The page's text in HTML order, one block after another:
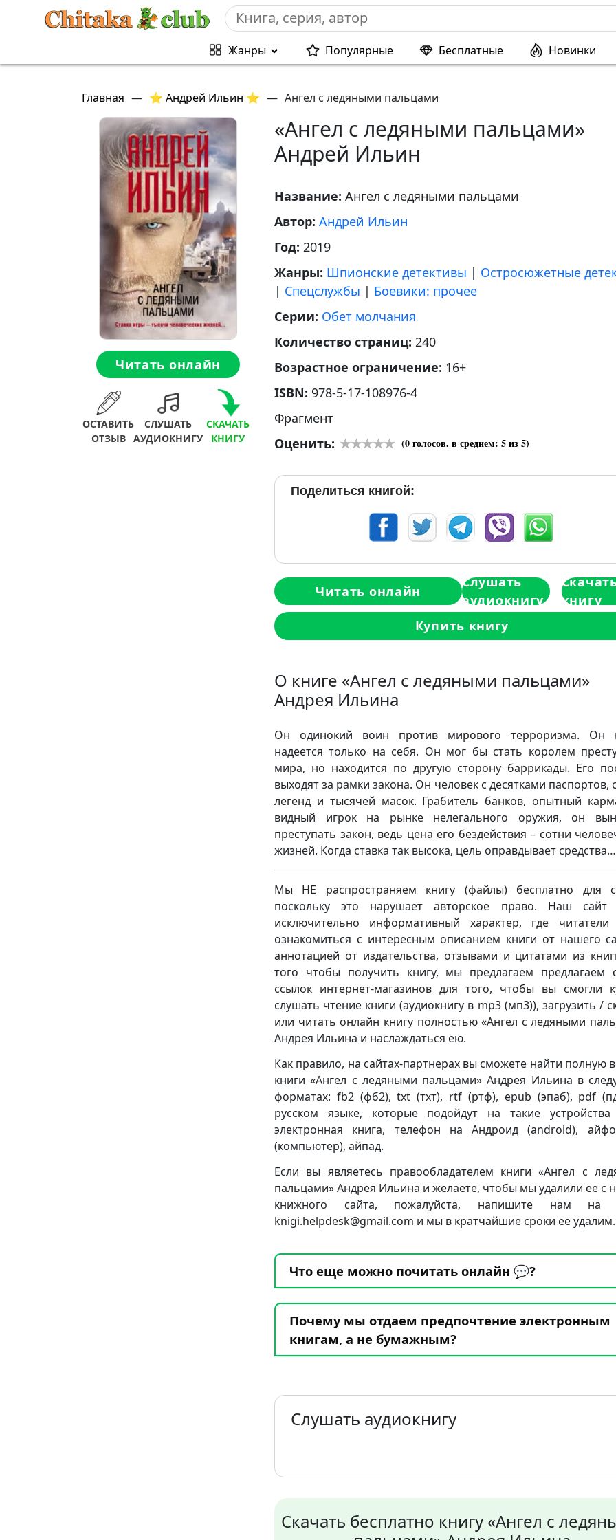
Жанры Популярные Бесплатные Новинки
Главная — ⭐ Андрей Ильин ⭐ — Ангел с ледяными пальцами
Читать онлайн
ОСТАВИТЬ
ОТЗЫВ
СЛУШАТЬ
АУДИОКНИГУ
СКАЧАТЬ
КНИГУ
«Ангел с ледяными пальцами»
Андрей Ильин
Название: Ангел с ледяными пальцами
Автор: Андрей Ильин
Год: 2019
Жанры: Шпионские детективы | Остросюжетные
| Спецслужбы | Боевики: прочее
Серии: Обет молчания
Количество страниц: 240
Возрастное ограничение: 16+
ISBN: 978-5-17-108976-4
Фрагмент
Оценить:
(0голосов, в среднем: 5из 5)
Поделиться книгой:
Читать онлайн
Слушать
аудиокнигу
книгу
Купить книгу
О книге «Ангел с ледяными пальцами»
Андрея Ильина
Он одинокий воин против мирового терроризма. Он
надеется только на себя. Он мог бы стать королем
мира, но находится по другую сторону баррикады. Его
выходят за рамки закона. Он человек с десятками паспортов,
легенд и тысячей масок. Грабитель банков, опытный
видный игрок на рынке нелегального оружия, он
преступать закон, ведь цена его бездействия – сотни
жизней. Когда ставка так высока, цель оправдывает средства…
Мы НЕ распространяем книгу (файлы) бесплатно для
поскольку это нарушает авторское право. Наш сайт
исключительно информативный характер, где читатели
ознакомиться с интересным описанием книги от нашего
аннотацией от издательства, отзывами и цитатами из
того чтобы получить книгу, мы предлагаем предлагаем
ссылок интернет-магазинов для того, чтобы вы смогли
слушать чтение книги (аудиокнигу в mp3 (мп3)), загрузить /
или читать онлайн книгу полностью «Ангел с ледяными
Андрея Ильина и наслаждаться ею.
Как правило, на сайтах-партнерах вы сможете найти полную
книги «Ангел с ледяными пальцами» Андрея Ильина в
форматах: fb2 (фб2), txt (тхт), rtf (ртф), epub (эпаб), pdf
русском языке, которые подойдут на такие
электронная книга, телефон на Андроид (android),
(компьютер), айпад.
Если вы являетесь правообладателем книги «Ангел с
пальцами» Андрея Ильина и желаете, чтобы мы удалили ее с
книжного сайта, пожалуйста, напишите нам на
knigi.helpdesk@gmail.com и мы в кратчайшие сроки ее удалим.
Что еще можно почитать онлайн 💬?
Почему мы отдаем предпочтение электронным
книгам, а не бумажным?
Слушать аудиокнигу
Скачать бесплатно книгу «Ангел с